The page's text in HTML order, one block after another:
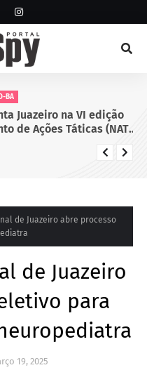
Juazeiro na VI edição
de Ações Táticas (NAT-
de Juazeiro abre processo
de Juazeiro
para
19, 2025